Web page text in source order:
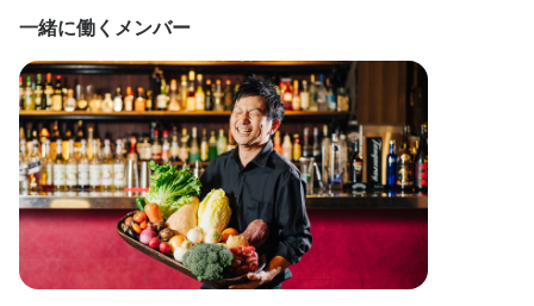
ガクチカを全力サポート、シフト制、賄いあり。髪型、髪色、服
装も自由(少しだけ規定はあります)。
ご自身のペースで、技術とスキルを身に着けることができます。
また、フリーターの方も大歓迎。飲食を目指す人、空いた時間を
活用したい人、社会に出る前にスキルを磨きたい人、いろいろな
方を応援します！
【YM!の考え方】
お客様のその瞬間のニーズをくみ取り、プレゼンテーション(サー
ビスの提供)を通じてその場で評価を下される、ある意味刹那的な
一緒に働くメンバー
フリーターの方へ
飲食店も将来やりたい方にはぜひ見てほしいです。
お客様のニーズをくみ取り実行する力を、そして将来的は飲食店
を始める準備をYASSAIMOSSAIで進めていただけたら幸いです。
身に付くスキル
包丁さばき 盛り付け技術 カクテル技法 ワインの知識
日本酒の知識
焼酎の知識
ウイスキーの知識 リキュール・スピリッツの知識
食器の知識 サービスマナー
テーブルマナー
応募者全員と面接
面接1回
仕事内容
飲食店全般のお仕事です。
生産者を大事にしたい、そして食べている(飲んでいる)時間や仲間
を大事にしたい、
そしてイタダキマス、ゴチソウサマを大事にしたいお店です。
普段の食事になにか少しでも付加価値を見出し、楽しく美味しく
飲食店で過ごしてもらいたいと考えています。
フリーターの方へ
飲食店も将来やりたい方にはぜひ見てほしいです。
お客様のニーズをくみ取り実行する力を、そして将来的は飲食店
を始める準備をYASSAIMOSSAIで進めていただけたら幸いです。
調理スタッフは、半年もすれば「料理が得意」と言えるスキルは
身につくと思います。
冷蔵庫にあるもので何か作りたい、自宅で友人を呼んで何かふる
まいたい、
そんなスキルはあっという間に身に着けることができると思いま
応募者全員と面接
面接1回
仕事内容
飲食店全般のお仕事です。
生産者を大事にしたい、そして食べている(飲んでいる)時間や仲間
を大事にしたい、
そしてイタダキマス、ゴチソウサマを大事にしたいお店です。
普段の食事になにか少しでも付加価値を見出し、楽しく美味しく
飲食店で過ごしてもらいたいと考えています。
フリーターの方へ
飲食店も将来やりたい方にはぜひ見てほしいです。
お客様のニーズをくみ取り実行する力を、そして将来的は飲食店
を始める準備をYASSAIMOSSAIで進めていただけたら幸いです。
身に付くスキル
包丁さばき 盛り付け技術 カクテル技法 ワインの知識
日本酒の知識
焼酎の知識
ウイスキーの知識 リキュール・スピリッツの知識
食器の知識 サービスマナー
テーブルマナー
応募者全員と面接
面接1回
仕事内容
飲食店全般のお仕事です。
生産者を大事にしたい、そして食べている(飲んでいる)時間や仲間
を大事にしたい、
そしてイタダキマス、ゴチソウサマを大事にしたいお店です。
普段の食事になにか少しでも付加価値を見出し、楽しく美味しく
飲食店で過ごしてもらいたいと考えています。